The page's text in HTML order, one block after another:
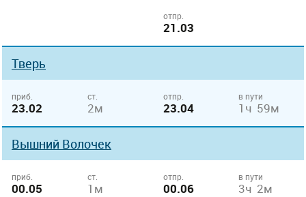
отпр.
21.03
Тверь
приб.
23.02
ст.
2м
отпр.
23.04
в пути
1ч 59м
Вышний Волочек
приб.
00.05
ст.
1м
отпр.
00.06
в пути
3ч 2м